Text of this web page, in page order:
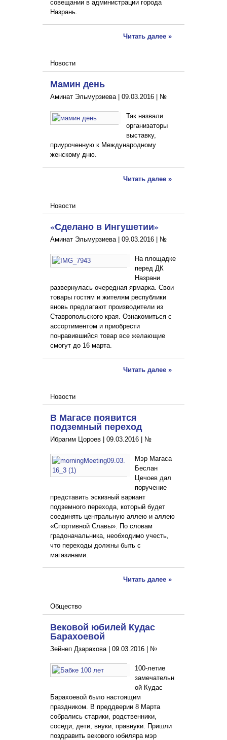
совещании в администрации города
Назрань.
Читать далее »
Новости
Мамин день
Аминат Эльмурзиева | 09.03.2016 №
Так назвали
организаторы
выставку,
приуроченную к Международному
женскому дню.
Читать далее »
Новости
«Сделано в Ингушетии»
Аминат Эльмурзиева | 09.03.2016 №
На площадке
перед ДК
Назрани
развернулась очередная ярмарка. Свои
товары гостям и жителям республики
вновь предлагают производители из
Ставропольского края. Ознакомиться с
ассортиментом и приобрести
понравившийся товар все желающие
смогут до 16 марта.
Читать далее »
Новости
В Магасе появится
подземный переход
Ибрагим Цороев | 09.03.2016 №
Мэр Магаса
Беслан
Цечоев дал
поручение
представить эскизный вариант
подземного перехода, который будет
соединять центральную аллею и аллею
«Спортивной Славы». По словам
градоначальника, необходимо учесть,
что переходы должны быть с
магазинами.
Читать далее »
Общество
Вековой юбилей Кудас
Барахоевой
Зейнеп Дзарахова | 09.03.2016 №
100-летие
замечательн
ой Кудас
Барахоевой было настоящим
праздником. В преддверии 8 Марта
собрались старики, родственники,
соседи, дети, внуки, правнуки. Пришли
поздравить векового юбиляра мэр